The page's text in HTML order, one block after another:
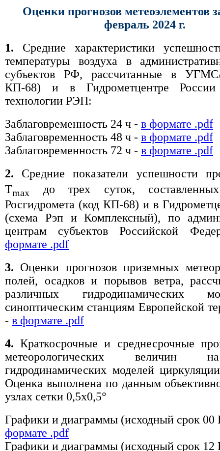
Оценки прогнозов метеоэлементов
февраль 2024 г.
1. Средние характеристики
температуры воздуха в
субъектов РФ, рассчитанные в
КП-68) и в Гидрометцентре
технологии РЭП:
Заблаговременность 24 ч - в формате .pdf
Заблаговременность 48 ч - в формате .pdf
Заблаговременность 72 ч - в формате .pdf
2. Средние показатели успешности
Tmax
до трех суток,
Росгидромета (код КП-68) и в
(схема Рэп и Комплексный), по
центрам субъектов Российской
формате .pdf
3. Оценки прогнозов приземных
полей, осадков и порывов ветра,
различных гидродинамических
синоптическим станциям Европейской
- в формате .pdf
4. Краткосрочные и среднесрочные
метеорологических величин
гидродинамических моделей
Оценка выполнена по данным
узлах сетки 0,5x0,5°
Графики и диаграммы (исходный срок
формате .pdf
Графики и диаграммы (исходный срок